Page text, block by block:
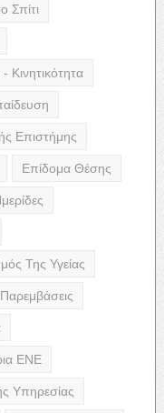
Σπίτι
Κινητικότητα
Επιστήμης
Επίδομα Θέσης
Της Υγείας
Παρεμβάσεις
ΕΝΕ
Υπηρεσίας